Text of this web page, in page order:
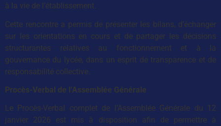
à la vie de l’établissement.
Cette rencontre a permis de présenter les bilans, d’échanger
sur les orientations en cours et de partager les décisions
structurantes relatives au fonctionnement et à la
gouvernance du lycée, dans un esprit de transparence et de
responsabilité collective.
Procès-Verbal de l’Assemblée Générale
Le Procès-Verbal complet de l’Assemblée Générale du 12
janvier 2026 est mis à disposition afin de permettre à